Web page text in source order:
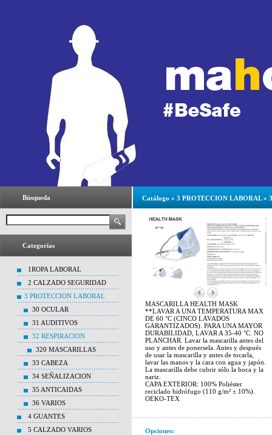
Búsqueda
Categorías
1ROPA LABORAL
2 CALZADO SEGURIDAD
3 PROTECCION LABORAL
30 OCULAR
31 AUDITIVOS
32 RESPIRACION
320 MASCARILLAS
33 CABEZA
34 SEÑALIZACION
35 ANTICAIDAS
36 VARIOS
4 GUANTES
5 CALZADO VARIOS
Catálogo » 3 PROTECCION LABORAL»
MASCARILLA HEALTH MASK
**LAVAR A UNA TEMPERATURA MAX
DE 60 °C (CINCO LAVADOS
GARANTIZADOS). PARA UNA MAYOR
DURABILIDAD, LAVAR A 35-40 °C. NO
PLANCHAR. Lavar la mascarilla antes del
uso y antes de ponersela. Antes y después
de usar la mascarilla y antes de tocarla,
lavar las manos y la cara con agua y japón.
La mascarilla debe cubrir sólo la boca y la
nariz.
CAPA EXTERIOR: 100% Poliéster
reciclado hidrófugo (110 g/m² ± 10%).
OEKO-TEX
Opciones: